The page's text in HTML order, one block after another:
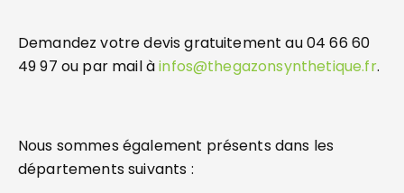
Demandez votre devis gratuitement au 04 66 60
49 97 ou par mail àinfos@thegazonsynthetique.fr.
Nous sommes également présents dans les
départements suivants :